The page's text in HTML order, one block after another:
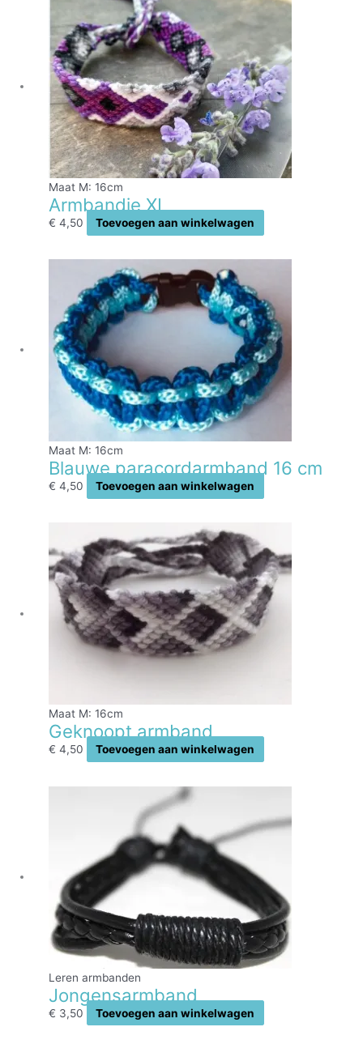
Maat M: 16cm
Armbandje XL
€ 4,50 Toevoegen aan winkelwagen
Maat M: 16cm
Blauwe paracordarmband 16 cm
€ 4,50 Toevoegen aan winkelwagen
Maat M: 16cm
Geknoopt armband
€ 4,50 Toevoegen aan winkelwagen
Leren armbanden
Jongensarmband
€ 3,50 Toevoegen aan winkelwagen